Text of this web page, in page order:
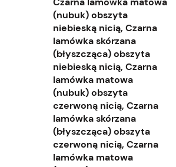
(nubuk) obszyta
niebieską nicią, Czarna
lamówka skórzana
(błyszcząca) obszyta
niebieską nicią, Czarna
lamówka matowa
(nubuk) obszyta
czerwoną nicią, Czarna
lamówka skórzana
(błyszcząca) obszyta
czerwoną nicią, Czarna
lamówka matowa